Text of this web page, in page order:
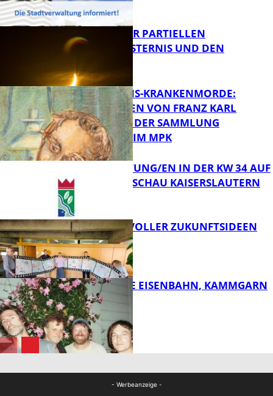
FB Kultur
Bildung
VORTRAG ZUR PARTIELLEN
SONNENFINSTERNIS UND DEN
PERSEIDEN
OPFER DER NS-KRANKENMORDE:
ZEICHNUNGEN VON FRANZ KARL
BÜHLER AUS DER SAMMLUNG
PRINZHORN IM MPK
FB Kultur
VERANSTALTUNG/EN IN DER KW 34 AUF
DER GARTENSCHAU KAISERSLAUTERN
FB Kultur
FILMROLLE VOLLER ZUKUNFTSIDEEN
DIE HÖCHSTE EISENBAHN, KAMMGARN
- Werbeanzeige -